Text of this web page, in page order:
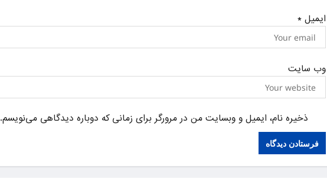
ایمیل*
وب‌ سایت
ذخیره نام، ایمیل و وبسایت من در مرورگر برای زمانی که دوباره دیدگاهی می‌نویسم.